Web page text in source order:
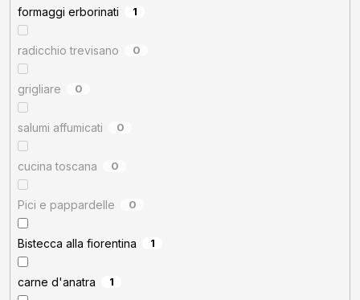
formaggi erborinati 1
radicchio trevisano 0
grigliare 0
salumi affumicati 0
cucina toscana 0
Pici e pappardelle 0
Bistecca alla fiorentina 1
carne d'anatra 1